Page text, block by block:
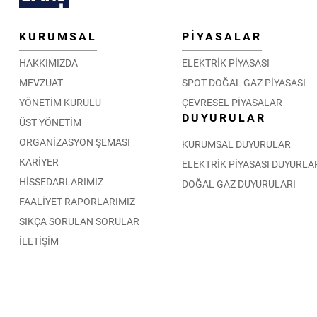
KURUMSAL
HAKKIMIZDA
MEVZUAT
YÖNETİM KURULU
ÜST YÖNETİM
ORGANİZASYON ŞEMASI
KARİYER
HİSSEDARLARIMIZ
FAALİYET RAPORLARIMIZ
SIKÇA SORULAN SORULAR
İLETİŞİM
PİYASALAR
ELEKTRİK PİYASASI
SPOT DOĞAL GAZ PİYASASI
ÇEVRESEL PİYASALAR
DUYURULAR
KURUMSAL DUYURULAR
ELEKTRİK PİYASASI
DOĞAL GAZ DUYURULARI